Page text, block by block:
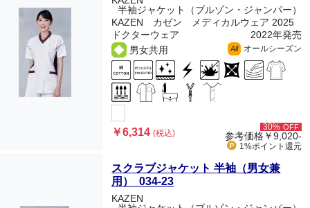
半袖ジャケット（ブルゾン・ジャンパー）
KAZEN カゼン メディカルウェア 2025
ドクターウェア
2022年発売
男女共用
All オールシーズン
￥6,314(税込)
30% OFF
参考価格￥9,020-
1%ポイント 還元
スクラブジャケット 半袖（男女兼
用） 034-23
KAZEN